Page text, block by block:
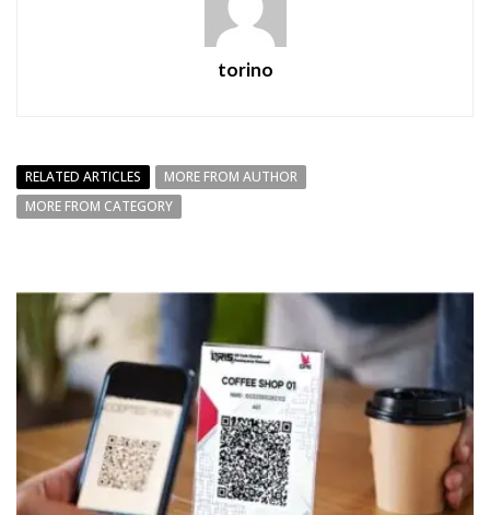
torino
RELATED ARTICLES
MORE FROM AUTHOR
MORE FROM CATEGORY